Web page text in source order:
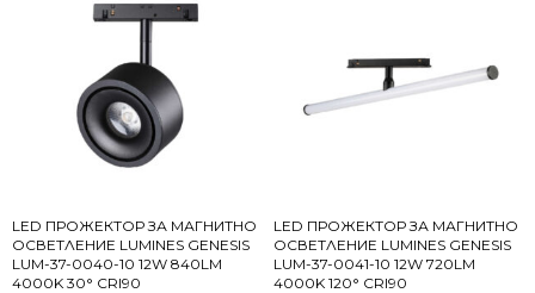
LED ПРОЖЕКТОР ЗА МАГНИТНО
ОСВЕТЛЕНИЕ LUMINES GENESIS
LUM-37-0040-10 12W 840LM
4000K 30° CRI90
LED ПРОЖЕКТОР ЗА МАГНИТНО
ОСВЕТЛЕНИЕ LUMINES GENESIS
LUM-37-0041-10 12W 720LM
4000K 120° CRI90